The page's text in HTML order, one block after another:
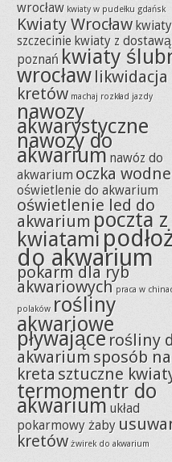
wrocław kwiaty w pudełku gdańsk
Kwiaty Wrocław
szczecinie kwiaty z dostawą
poznań kwiaty
wrocław likwidacja
kretów machaj rozkład jazdy
nawozy
akwarystyczne
nawozy do
akwarium nawóz do
akwarium oczka wodne
oświetlenie do akwarium
oświetlenie led do
akwarium poczta z
kwiatami
do akwarium
pokarm dla ryb
akwariowych praca w
polaków rośliny
akwariowe
pływające rośliny
akwarium sposób na
kreta sztuczne
termomentr do
akwarium układ
pokarmowy żaby
kretów żwirek do akwarium